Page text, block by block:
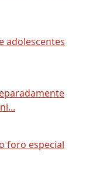
adolescentes
foro especial